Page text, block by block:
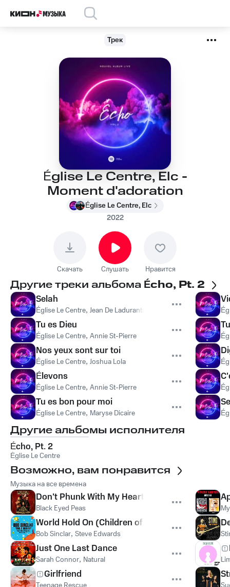
Трек
Église Le Centre, Elc -
Moment d'adoration
Église Le Centre, Elc
2022
Скачать Слушать Нравится
Другие треки альбома Écho, Pt. 2
Selah
Église Le Centre, Jean De Ladurantaye
Tu es Dieu
Église Le Centre, Annie St-Pierre
Nos yeux sont sur toi
Église Le Centre, Joshua Lola
Élevons
Église Le Centre, Annie St-Pierre
Tu es bon pour moi
Église Le Centre, Maryse Dicaire
Другие альбомы исполнителя
Écho, Pt. 2
Église Le Centre
Возможно, вам понравится
Музыка на все времена
Don't Phunk With My Heart
Black Eyed Peas
World Hold On (Children of the Sky)
Bob Sinclar, Steve Edwards
Just One Last Dance
Sarah Connor, Natural
Girlfriend